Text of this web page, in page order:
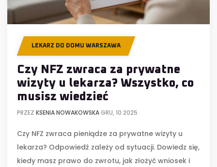
LEKARZ DO DOMU WARSZAWA
Czy NFZ zwraca za prywatne
wizyty u lekarza? Wszystko, co
musisz wiedzieć
PRZEZ KSENIA NOWAKOWSKAGRU, 10 2025
Czy NFZ zwraca pieniądze za prywatne wizyty u
lekarza? Odpowiedź zależy od sytuacji. Dowiedz się,
kiedy masz prawo do zwrotu, jak złożyć wniosek i